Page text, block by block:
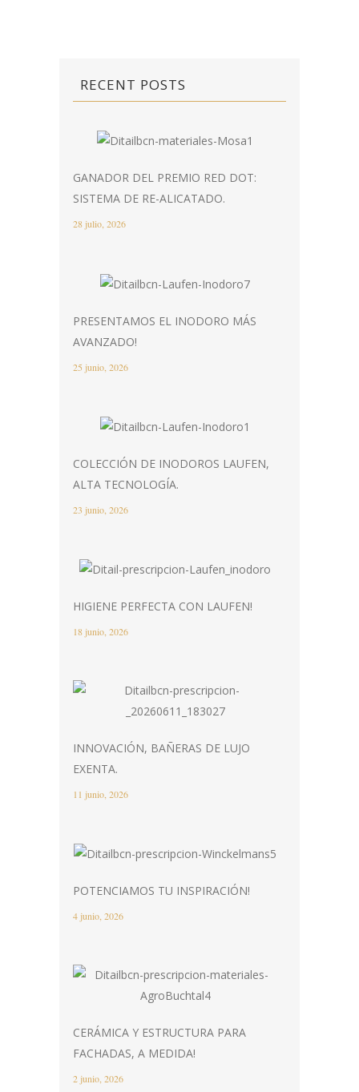
RECENT POSTS
GANADOR DEL PREMIO RED DOT:
SISTEMA DE RE-ALICATADO.
28 julio, 2026
PRESENTAMOS EL INODORO MÁS
AVANZADO!
25 junio, 2026
COLECCIÓN DE INODOROS LAUFEN,
ALTA TECNOLOGÍA.
23 junio, 2026
HIGIENE PERFECTA CON LAUFEN!
18 junio, 2026
INNOVACIÓN, BAÑERAS DE LUJO
EXENTA.
11 junio, 2026
POTENCIAMOS TU INSPIRACIÓN!
4 junio, 2026
CERÁMICA Y ESTRUCTURA PARA
FACHADAS, A MEDIDA!
2 junio, 2026